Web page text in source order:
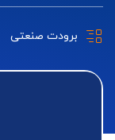
برودت صنعتی